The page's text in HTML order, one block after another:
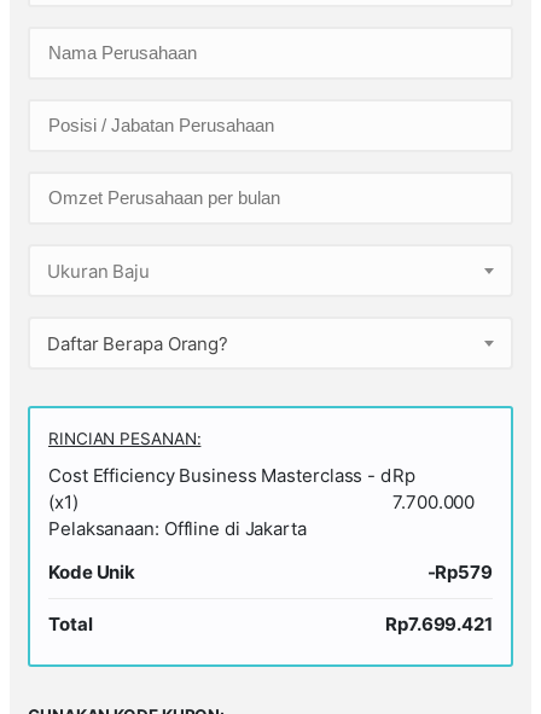
Ukuran Baju
Daftar Berapa Orang?
RINCIAN PESANAN:
Cost Efficiency Business Masterclass - d
(x1)
Pelaksanaan: Offline di Jakarta
Rp
7.700.000
Kode Unik -Rp579
Total Rp7.699.421